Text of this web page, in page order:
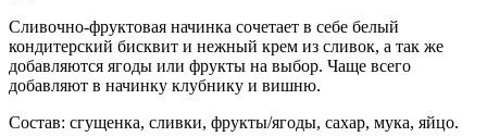
Сливочно-фруктовая начинка сочетает в себе белый
кондитерский бисквит и нежный крем из сливок, а так же
добавляются ягоды или фрукты на выбор. Чаще всего
добавляют в начинку клубнику и вишню.
Состав: сгущенка, сливки, фрукты/ягоды, сахар, мука, яйцо.